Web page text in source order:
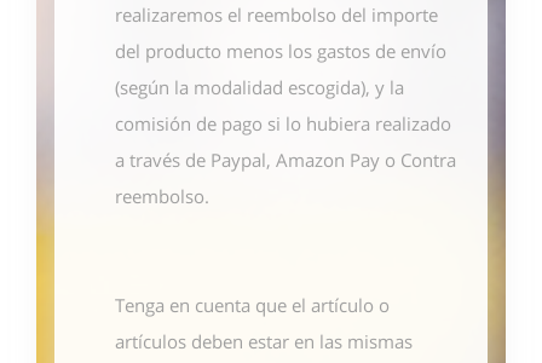
realizaremos el reembolso del importe
del producto menos los gastos de envío
(según la modalidad escogida), y la
comisión de pago si lo hubiera realizado
a través de Paypal, Amazon Pay o Contra
reembolso.
Tenga en cuenta que el artículo o
artículos deben estar en las mismas